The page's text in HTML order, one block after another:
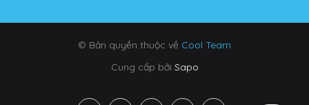
© Bản quyền thuộc về Cool Team
Cung cấp bởi Sapo